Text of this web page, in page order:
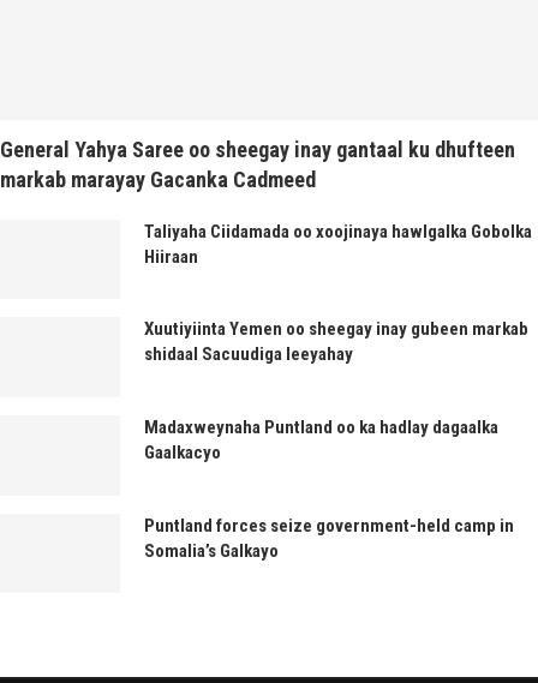
General Yahya Saree oo sheegay inay gantaal ku dhufteen
markab marayay Gacanka Cadmeed
Taliyaha Ciidamada oo xoojinaya hawlgalka Gobolka
Hiiraan
Xuutiyiinta Yemen oo sheegay inay gubeen markab
shidaal Sacuudiga leeyahay
Madaxweynaha Puntland oo ka hadlay dagaalka
Gaalkacyo
Puntland forces seize government-held camp in
Somalia’s Galkayo